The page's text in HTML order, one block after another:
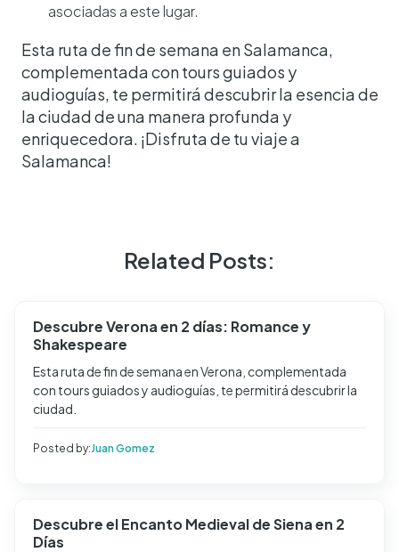
asociadas a este lugar.
Esta ruta de fin de semana en Salamanca,
complementada con tours guiados y
audioguías, te permitirá descubrir la esencia de
la ciudad de una manera profunda y
enriquecedora. ¡Disfruta de tu viaje a
Salamanca!
Related Posts:
Descubre Verona en 2 días: Romance y
Shakespeare
Esta ruta de fin de semana en Verona, complementada
con tours guiados y audioguías, te permitirá descubrir la
ciudad.
Posted by:Juan Gomez
Descubre el Encanto Medieval de Siena en 2
Días